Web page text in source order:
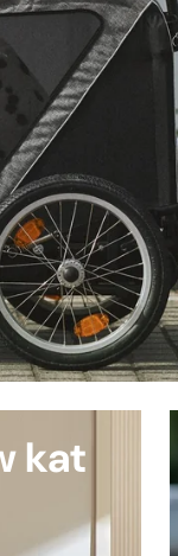
kat